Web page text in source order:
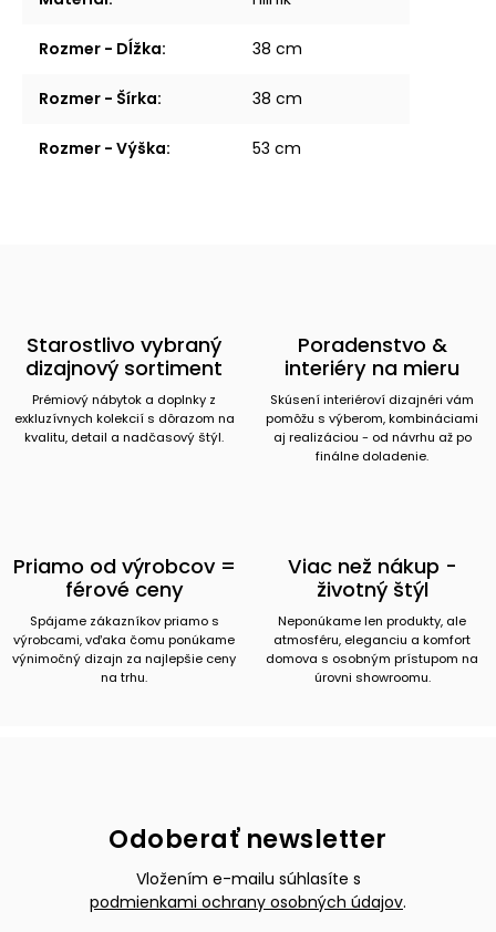
Rozmer - Dĺžka: 38 cm
Rozmer - Šírka: 38 cm
Rozmer - Výška: 53 cm
Starostlivo vybraný
dizajnový sortiment
Prémiový nábytok a doplnky z
exkluzívnych kolekcií s dôrazom na
kvalitu, detail a nadčasový štýl.
Poradenstvo &
interiéry na mieru
Skúsení interiéroví dizajnéri vám
pomôžu s výberom, kombináciami
aj realizáciou - od návrhu až po
finálne doladenie.
Priamo od výrobcov =
férové ceny
Spájame zákazníkov priamo s
výrobcami, vďaka čomu ponúkame
výnimočný dizajn za najlepšie ceny
na trhu.
Viac než nákup -
životný štýl
Neponúkame len produkty, ale
atmosféru, eleganciu a komfort
domova s osobným prístupom na
úrovni showroomu.
Odoberať newsletter
Vložením e-mailu súhlasíte s
podmienkami ochrany osobných údajov.